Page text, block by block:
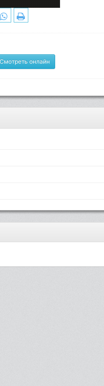
Смотреть онлайн